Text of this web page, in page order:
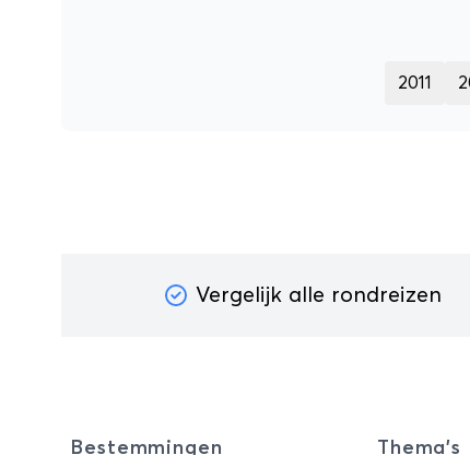
2011
Vergelijk alle rondreizen
Bestemmingen Thema's